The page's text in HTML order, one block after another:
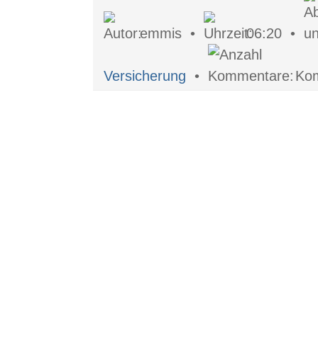
emmis • 06:20 •
Versicherung •